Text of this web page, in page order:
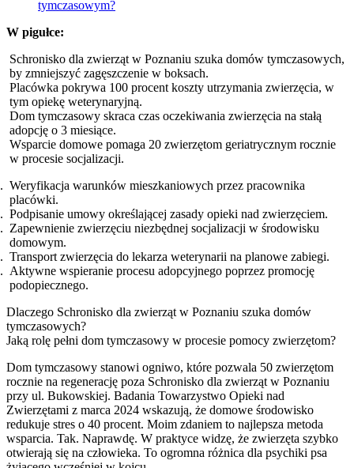
tymczasowym?
W pigułce:
Schronisko dla zwierząt w Poznaniu szuka domów tymczasowych,
by zmniejszyć zagęszczenie w boksach.
Placówka pokrywa 100 procent koszty utrzymania zwierzęcia, w
tym opiekę weterynaryjną.
Dom tymczasowy skraca czas oczekiwania zwierzęcia na stałą
adopcję o 3 miesiące.
Wsparcie domowe pomaga 20 zwierzętom geriatrycznym rocznie
w procesie socjalizacji.
Weryfikacja warunków mieszkaniowych przez pracownika
placówki.
Podpisanie umowy określającej zasady opieki nad zwierzęciem.
Zapewnienie zwierzęciu niezbędnej socjalizacji w środowisku
domowym.
Transport zwierzęcia do lekarza weterynarii na planowe zabiegi.
Aktywne wspieranie procesu adopcyjnego poprzez promocję
podopiecznego.
Dlaczego Schronisko dla zwierząt w Poznaniu szuka domów
tymczasowych?
Jaką rolę pełni dom tymczasowy w procesie pomocy zwierzętom?
Dom tymczasowy stanowi ogniwo, które pozwala 50 zwierzętom
rocznie na regenerację poza Schronisko dla zwierząt w Poznaniu
przy ul. Bukowskiej. Badania Towarzystwo Opieki nad
Zwierzętami z marca 2024 wskazują, że domowe środowisko
redukuje stres o 40 procent. Moim zdaniem to najlepsza metoda
wsparcia. Tak. Naprawdę. W praktyce widzę, że zwierzęta szybko
otwierają się na człowieka. To ogromna różnica dla psychiki psa